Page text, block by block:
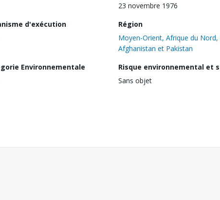
23 novembre 1976
d'exécution
Région
Moyen-Orient, Afrique du Nord,
Afghanistan et Pakistan
Environnementale
Risque environnemental et
Sans objet